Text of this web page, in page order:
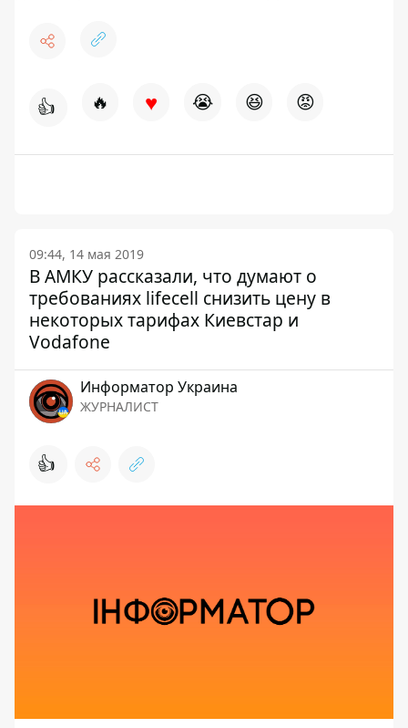
👍 🔥 ♥ 😭 😆 😡
09:44, 14 мая 2019
В АМКУ рассказали, что думают о
требованиях lifecell снизить цену в
некоторых тарифах Киевстар и
Vodafone
Информатор Украина
ЖУРНАЛИСТ
👍